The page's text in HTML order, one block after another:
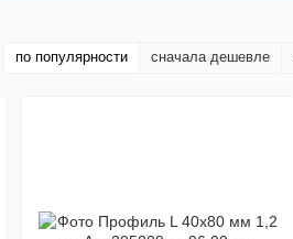
по популярности сначала дешевле